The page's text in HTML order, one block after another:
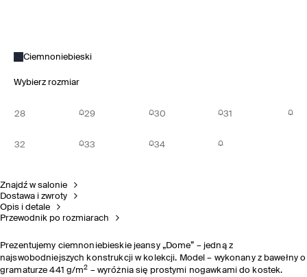
Ciemnoniebieski
Wybierz rozmiar
28 29 30 31
32 33 34
Znajdź w salonie
Dostawa i zwroty
Opis i detale
Przewodnik po rozmiarach
Prezentujemy ciemnoniebieskie jeansy „Dome” – jedną z
najswobodniejszych konstrukcji w kolekcji. Model – wykonany z bawełny o
gramaturze 441 g/m2 – wyróżnia się prostymi nogawkami do kostek.